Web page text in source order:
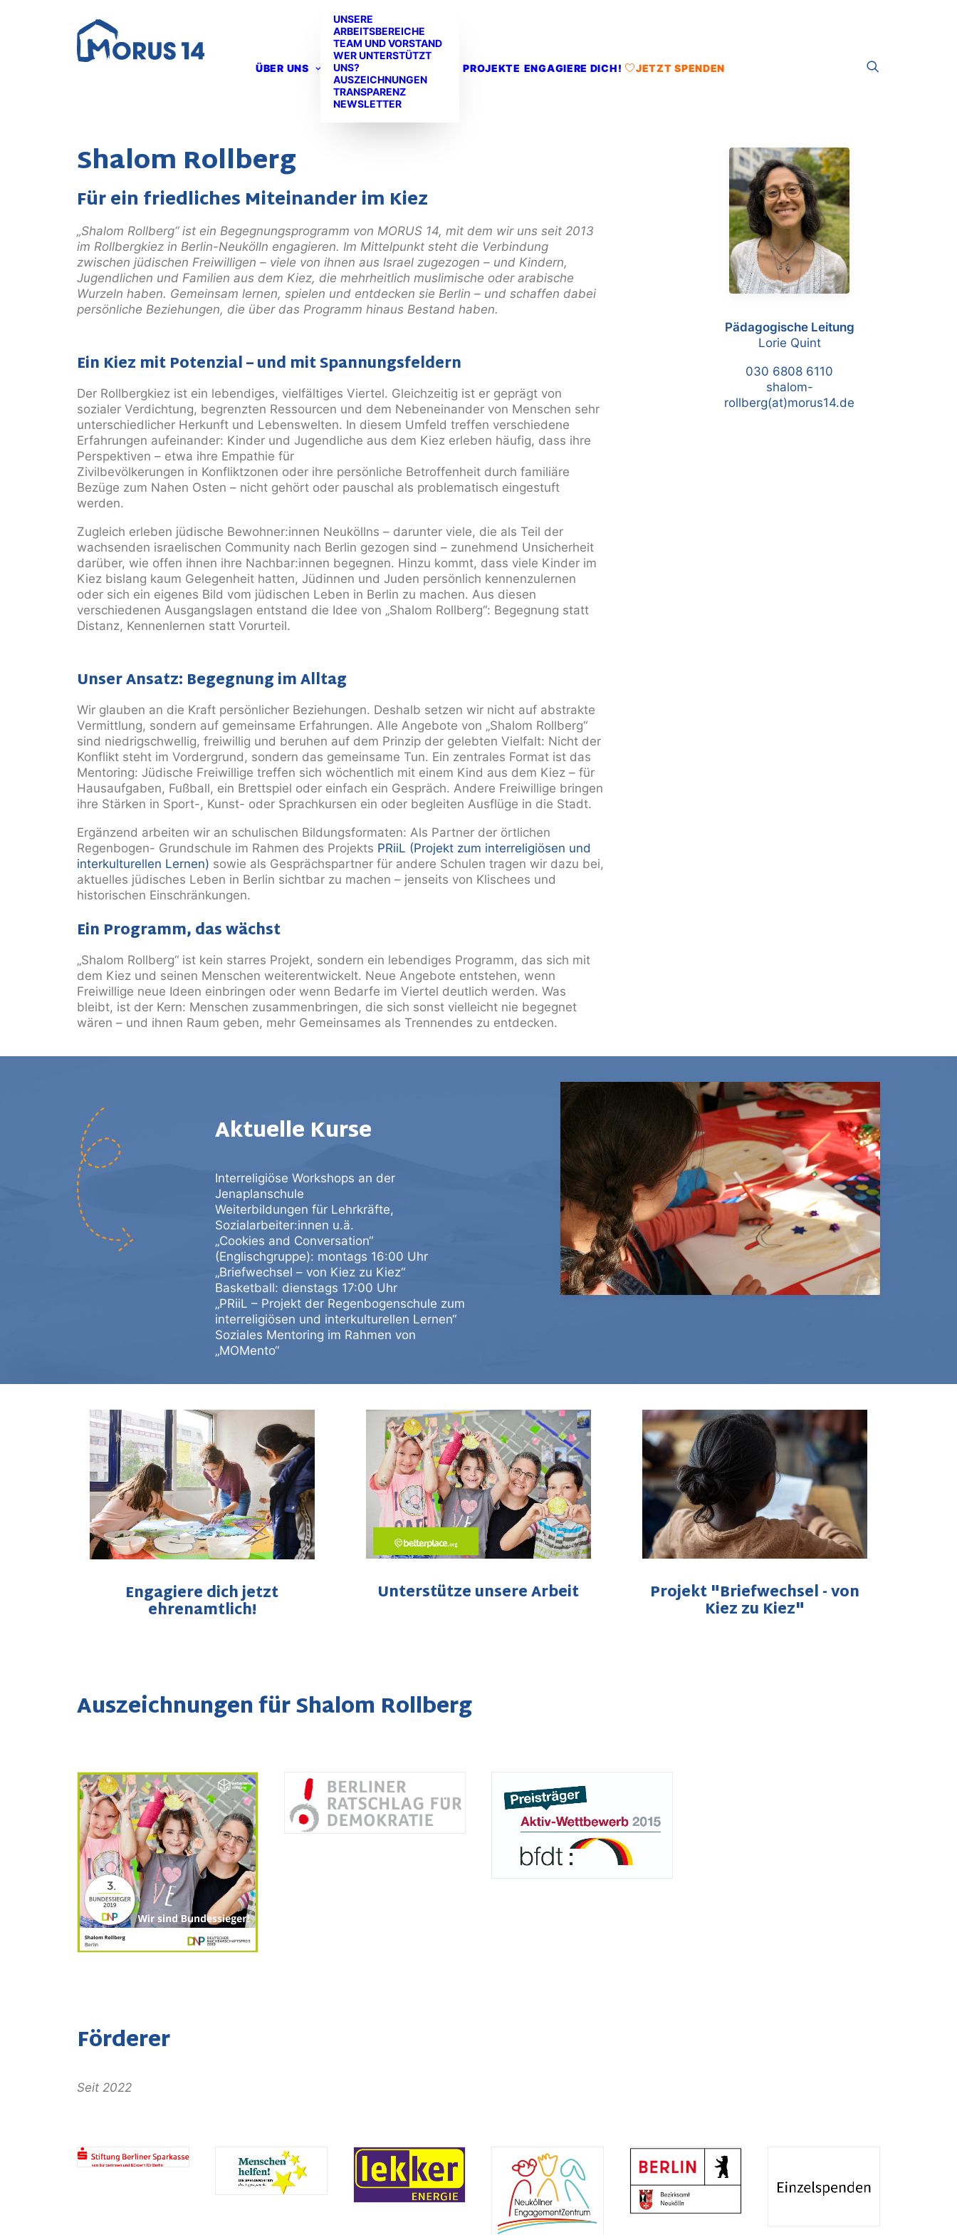
ÜBER UNS
UNSERE
ARBEITSBEREICHE
TEAM UND VORSTAND
WER UNTERSTÜTZT
UNS?
AUSZEICHNUNGEN
TRANSPARENZ
NEWSLETTER
PROJEKTE ENGAGIERE DICH! JETZT SPENDEN
Shalom Rollberg
Für ein friedliches Miteinander im Kiez
„Shalom Rollberg“ ist ein Begegnungsprogramm von MORUS 14, mit dem wir uns seit 2013
im Rollbergkiez in Berlin-Neukölln engagieren. Im Mittelpunkt steht die Verbindung
zwischen jüdischen Freiwilligen – viele von ihnen aus Israel zugezogen – und Kindern,
Jugendlichen und Familien aus dem Kiez, die mehrheitlich muslimische oder arabische
Wurzeln haben. Gemeinsam lernen, spielen und entdecken sie Berlin – und schaffen dabei
persönliche Beziehungen, die über das Programm hinaus Bestand haben.
Ein Kiez mit Potenzial – und mitSpannungsfeldern
Der Rollbergkiez ist ein lebendiges, vielfältiges Viertel. Gleichzeitig ist er geprägt von
sozialer Verdichtung, begrenzten Ressourcen und dem Nebeneinander von Menschen sehr
unterschiedlicher Herkunft und Lebenswelten. In diesem Umfeld treffen verschiedene
Erfahrungen aufeinander: Kinder und Jugendliche aus dem Kiez erleben häufig, dass ihre
Perspektiven – etwa ihre Empathie für
Zivilbevölkerungen in Konfliktzonen oder ihre persönliche Betroffenheit durch familiäre
Bezüge zum Nahen Osten – nicht gehört oder pauschal als problematisch eingestuft
werden.
Zugleich erleben jüdische Bewohner:innen Neuköllns – darunter viele, die als Teil der
wachsenden israelischen Community nach Berlin gezogen sind – zunehmend Unsicherheit
darüber, wie offen ihnen ihre Nachbar:innen begegnen. Hinzu kommt, dass viele Kinder im
Kiez bislang kaum Gelegenheit hatten, Jüdinnen und Juden persönlich kennenzulernen
oder sich ein eigenes Bild vom jüdischen Leben in Berlin zu machen. Aus diesen
verschiedenen Ausgangslagen entstand die Idee von „Shalom Rollberg“: Begegnung statt
Distanz, Kennenlernen statt Vorurteil.
Unser Ansatz: Begegnung im Alltag
Wir glauben an die Kraft persönlicher Beziehungen. Deshalb setzen wir nicht auf abstrakte
Vermittlung, sondern auf gemeinsame Erfahrungen. Alle Angebote von „Shalom Rollberg“
sind niedrigschwellig, freiwillig und beruhen auf dem Prinzip der gelebten Vielfalt: Nicht der
Konflikt steht im Vordergrund, sondern das gemeinsame Tun. Ein zentrales Format ist das
Mentoring: Jüdische Freiwillige treffen sich wöchentlich mit einem Kind aus dem Kiez – für
Hausaufgaben, Fußball, ein Brettspiel oder einfach ein Gespräch. Andere Freiwillige bringen
ihre Stärken in Sport-, Kunst- oder Sprachkursen ein oder begleiten Ausflüge in die Stadt.
Ergänzend arbeiten wir an schulischen Bildungsformaten: Als Partner der örtlichen
Regenbogen- Grundschule im Rahmen des Projekts PRiiL (Projekt zum interreligiösen und
interkulturellen Lernen) sowie als Gesprächspartner für andere Schulen tragen wir dazu bei,
aktuelles jüdisches Leben in Berlin sichtbar zu machen – jenseits von Klischees und
historischen Einschränkungen.
Ein Programm, das wächst
„Shalom Rollberg“ ist kein starres Projekt, sondern ein lebendiges Programm, das sich mit
dem Kiez und seinen Menschen weiterentwickelt. Neue Angebote entstehen, wenn
Freiwillige neue Ideen einbringen oder wenn Bedarfe im Viertel deutlich werden. Was
bleibt, ist der Kern: Menschen zusammenbringen, die sich sonst vielleicht nie begegnet
wären – und ihnen Raum geben, mehr Gemeinsames als Trennendes zu entdecken.
Pädagogische Leitung
Lorie Quint
030 6808 6110
shalom-
rollberg(at)morus14.de
Aktuelle Kurse
Interreligiöse Workshops an der
Jenaplanschule
Weiterbildungen für Lehrkräfte,
Sozialarbeiter:innen u.ä.
„Cookies and Conversation“
(Englischgruppe): montags 16:00 Uhr
„Briefwechsel – von Kiez zu Kiez“
Basketball: dienstags 17:00 Uhr
„PRiiL – Projekt der Regenbogenschule zum
interreligiösen und interkulturellen Lernen“
Soziales Mentoring im Rahmen von
„MOMento“
Engagiere dich jetzt
ehrenamtlich!
Unterstütze unsere Arbeit Projekt "Briefwechsel - von
Kiez zu Kiez"
Auszeichnungen für Shalom Rollberg
Förderer
Seit 2022